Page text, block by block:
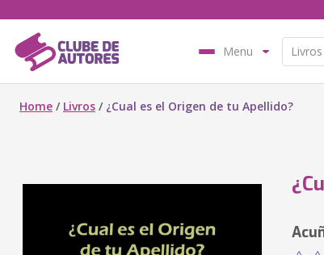
Menu
Home / Livros / ¿Cual es el Origen de tu Apellido?